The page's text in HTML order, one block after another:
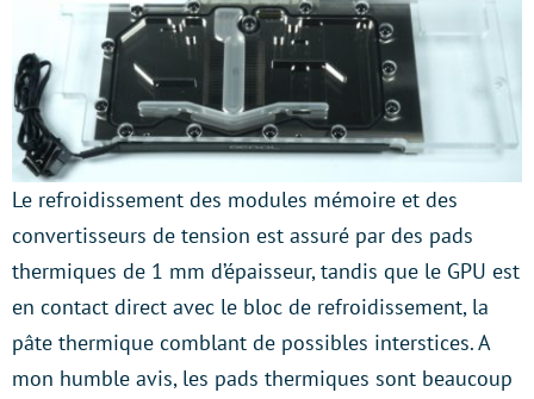
Le refroidissement des modules mémoire et des
convertisseurs de tension est assuré par des pads
thermiques de 1 mm d’épaisseur, tandis que le GPU est
en contact direct avec le bloc de refroidissement, la
pâte thermique comblant de possibles interstices. A
mon humble avis, les pads thermiques sont beaucoup